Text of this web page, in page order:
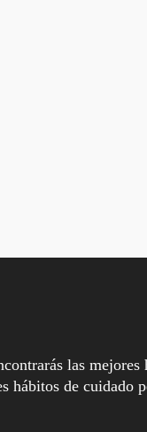
las mejores
hábitos de cuidado